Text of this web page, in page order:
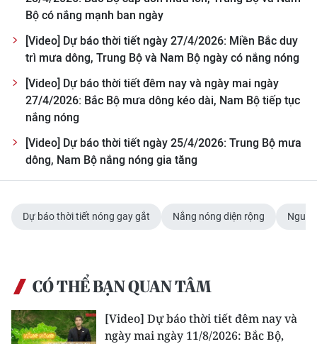
Bắc Trung Bộ
Duyên hải Nam Trung Bộ và Tây
Nguyên
Đông Nam Bộ
Đồng bằng sông Cửu Long
Chuyên trang Hà Nội
Chuyên trang TP. Hồ Chí Minh
CHUYÊN ĐỀ
VỀ BÁO NHÂN DÂN
THỜI NAY
Bộ có nắng mạnh ban ngày
[Video] Dự báo thời tiết ngày 27/4/2026: Miền Bắc duy
trì mưa dông, Trung Bộ và Nam Bộ ngày có nắng nóng
[Video] Dự báo thời tiết đêm nay và ngày mai ngày
27/4/2026: Bắc Bộ mưa dông kéo dài, Nam Bộ tiếp tục
nắng nóng
[Video] Dự báo thời tiết ngày 25/4/2026: Trung Bộ mưa
dông, Nam Bộ nắng nóng gia tăng
Dự báo thời tiết nóng gay gắt Nắng nóng diện rộng Nguy
CÓ THỂ BẠN QUAN TÂM
[Video] Dự báo thời tiết đêm nay và
ngày mai ngày 11/8/2026: Bắc Bộ,